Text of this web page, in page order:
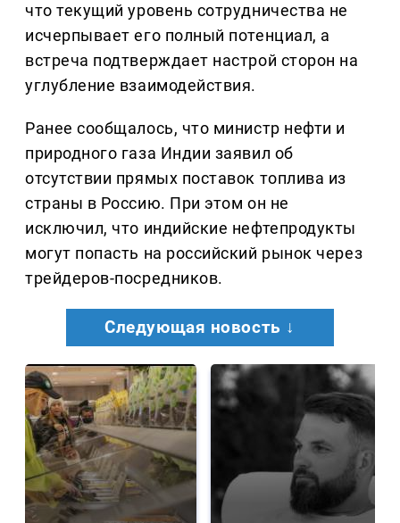
что текущий уровень сотрудничества не
исчерпывает его полный потенциал, а
встреча подтверждает настрой сторон на
углубление взаимодействия.
Ранее сообщалось, что министр нефти и
природного газа Индии заявил об
отсутствии прямых поставок топлива из
страны в Россию. При этом он не
исключил, что индийские нефтепродукты
могут попасть на российский рынок через
трейдеров-посредников.
Следующая новость ↓